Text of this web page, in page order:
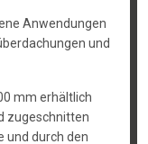
Anwendungen
und
mm erhältlich
zugeschnitten
und durch den